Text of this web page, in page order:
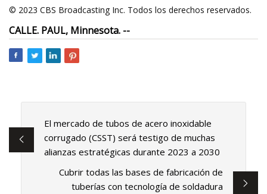
© 2023 CBS Broadcasting Inc. Todos los derechos reservados.
CALLE. PAUL, Minnesota. --
El mercado de tubos de acero inoxidable
corrugado (CSST) será testigo de muchas
alianzas estratégicas durante 2023 a 2030
Cubrir todas las bases de fabricación de
tuberías con tecnología de soldadura